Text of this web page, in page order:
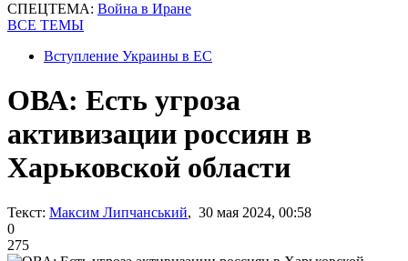
СПЕЦТЕМА: Война в Иране
ВСЕ ТЕМЫ
Вступление Украины в ЕС
ОВА: Есть угроза
активизации россиян в
Харьковской области
Текст: Максим Липчанський, 30 мая 2024, 00:58
0
275